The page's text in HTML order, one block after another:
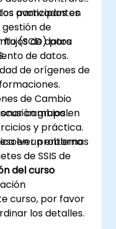
avanzados en
gestión de
(SCD) para
de datos.
participantes
de datos
de orígenes de
de Cambio
cambios en
problemas
de SSIS de
grupal.
y práctica.
en un entorno
del curso
curso, por favor
los detalles.